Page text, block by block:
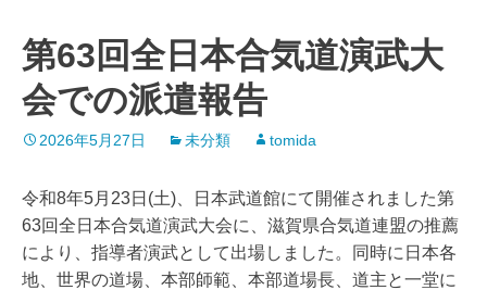
第63回全日本合気道演武大
会での派遣報告
2026年5月27日 未分類 tomida
令和8年5月23日(土)、日本武道館にて開催されました第
63回全日本合気道演武大会に、滋賀県合気道連盟の推薦
により、指導者演武として出場しました。同時に日本各
地、世界の道場、本部師範、本部道場長、道主と一堂に